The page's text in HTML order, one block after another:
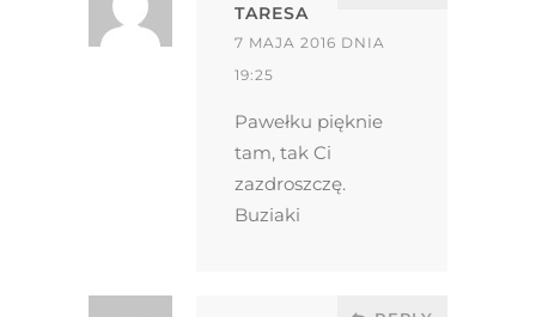
TARESA
7 MAJA 2016 DNIA
19:25
Pawełku pięknie
tam, tak Ci
zazdroszczę.
Buziaki